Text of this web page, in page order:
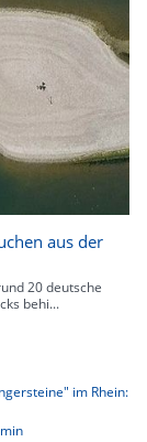
aus der
20 deutsche
behi...
im Rhein: